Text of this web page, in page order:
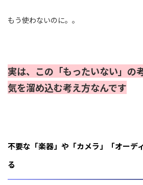
もう使わないのに。。
実は、この「もったいない」の
気を溜め込む考え方なんです
不要な「楽器」や「カメラ」「オーデ
る